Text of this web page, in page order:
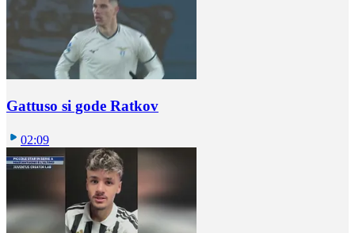
Gattuso si gode Ratkov
02:09